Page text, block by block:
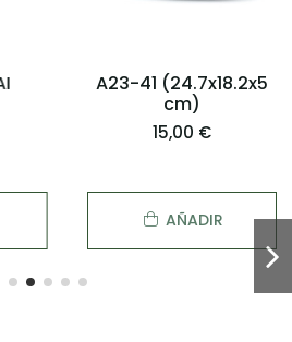
A23-41 (24.7x18.2x5
cm)
15,00 €
AÑADIR